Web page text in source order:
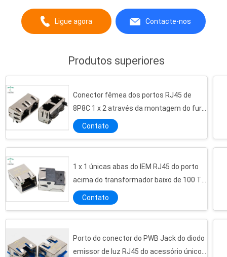
Ligue agora Contacte-nos
Produtos superiores
Conector fêmea dos portos RJ45 de
8P8C 1 x 2 através da montagem do furo
protegida com dedo do IEM
Contato
1 x 1 únicas abas do IEM RJ45 do porto
acima do transformador baixo de 100 T
com o diodo emissor de luz
verde/amarelo
Contato
Porto do conector do PWB Jack do diodo
emissor de luz RJ45 do acessório único
Conector do diodo emissor de luz SMT RJ45 do acessório com 1000 base - transformador integrado T
Aflua a projeção RJ45 100Base T, conector RJ45 de 100M 1 x 1 com Magnetics
O padrão horizontal da entrada do conector do ângulo direito RJ45 100Base T aferrolha
O bronze protegeu diodo emissor de luz do acessório do porto do RJ45 100Base T o único para o router dos ethernet